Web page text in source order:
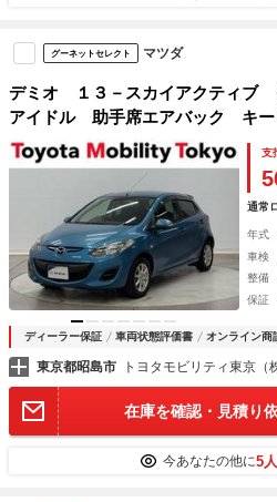
グーネットセレクト マツダ
デミオ １３－スカイアクティ
アイドル 助手席エアバック キ
ダ エアコン パワーステアリン
ー エアバック ＰＷ アルミホイ
支
通常
年式
車検
整備
保証
ディーラー保証 車両状態評価書 オンライン商
東京都昭島市 トヨタモビリティ東京（
在庫を確認・見積り
今あなたの他に5人